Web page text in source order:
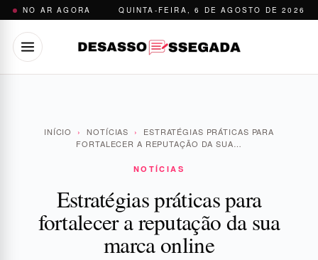
Pular
conteúdo
NO AR AGORA QUINTA-FEIRA, 6 DE AGOSTO DE 2026
INÍCIO › NOTÍCIAS ›
ESTRATÉGIAS PRÁTICAS PARA
FORTALECER A REPUTAÇÃO DA SUA…
NOTÍCIAS
Estratégias práticas para
fortalecer a reputação da sua
marca online